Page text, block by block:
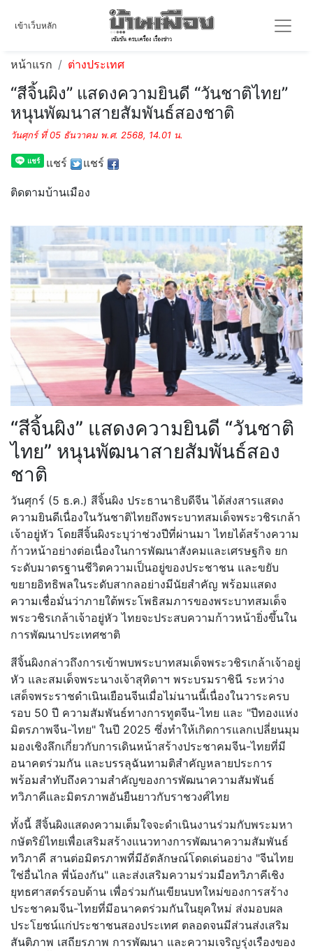
เข้าเว็บหลัก
หน้าแรก ต่างประเทศ
“สีจิ้นผิง” แสดงความยินดี “วันชาติไทย”
หนุนพัฒนาสายสัมพันธ์สองชาติ
วันศุกร์ ที่ 05 ธันวาคม พ.ศ. 2568, 14.01 น.
แชร์ แชร์
ติดตามบ้านเมือง
“สีจิ้นผิง” แสดงความยินดี “วันชาติ
ไทย” หนุนพัฒนาสายสัมพันธ์สอง
ชาติ
วันศุกร์ (5 ธ.ค.) สีจิ้นผิง ประธานาธิบดีจีน ได้ส่งสารแสดง
ความยินดีเนื่องในวันชาติไทยถึงพระบาทสมเด็จพระวชิรเกล้า
เจ้าอยู่หัว โดยสีจิ้นผิงระบุว่าช่วงปีที่ผ่านมา ไทยได้สร้างความ
ก้าวหน้าอย่างต่อเนื่องในการพัฒนาสังคมและเศรษฐกิจ ยก
ระดับมาตรฐานชีวิตความเป็นอยู่ของประชาชน และขยับ
ขยายอิทธิพลในระดับสากลอย่างมีนัยสำคัญ พร้อมแสดง
ความเชื่อมั่นว่าภายใต้พระโพธิสมภารของพระบาทสมเด็จ
พระวชิรเกล้าเจ้าอยู่หัว ไทยจะประสบความก้าวหน้ายิ่งขึ้นใน
การพัฒนาประเทศชาติ
สีจิ้นผิงกล่าวถึงการเข้าพบพระบาทสมเด็จพระวชิรเกล้าเจ้าอยู่
หัว และสมเด็จพระนางเจ้าสุทิดาฯ พระบรมราชินี ระหว่าง
เสด็จพระราชดำเนินเยือนจีนเมื่อไม่นานนี้เนื่องในวาระครบ
รอบ 50 ปี ความสัมพันธ์ทางการทูตจีน-ไทย และ "ปีทองแห่ง
มิตรภาพจีน-ไทย" ในปี 2025 ซึ่งทำให้เกิดการแลกเปลี่ยนมุม
มองเชิงลึกเกี่ยวกับการเดินหน้าสร้างประชาคมจีน-ไทยที่มี
อนาคตร่วมกัน และบรรลุฉันทามติสำคัญหลายประการ
พร้อมสำทับถึงความสำคัญของการพัฒนาความสัมพันธ์
ทวิภาคีและมิตรภาพอันยืนยาวกับราชวงศ์ไทย
ทั้งนี้ สีจิ้นผิงแสดงความเต็มใจจะดำเนินงานร่วมกับพระมหา
กษัตริย์ไทยเพื่อเสริมสร้างแนวทางการพัฒนาความสัมพันธ์
ทวิภาคี สานต่อมิตรภาพที่มีอัตลักษณ์โดดเด่นอย่าง "จีนไทย
ใช่อื่นไกล พี่น้องกัน" และส่งเสริมความร่วมมือทวิภาคีเชิง
ยุทธศาสตร์รอบด้าน เพื่อร่วมกันเขียนบทใหม่ของการสร้าง
ประชาคมจีน-ไทยที่มีอนาคตร่วมกันในยุคใหม่ ส่งมอบผล
ประโยชน์แก่ประชาชนสองประเทศ ตลอดจนมีส่วนส่งเสริม
สันติภาพ เสถียรภาพ การพัฒนา และความเจริญรุ่งเรืองของ